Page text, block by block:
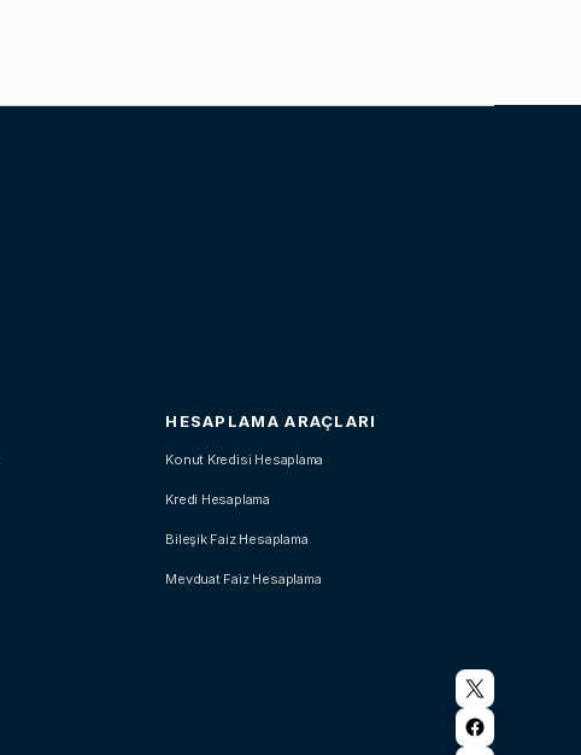
HESAPLAMA ARAÇLARI
Konut Kredisi Hesaplama
Kredi Hesaplama
Bileşik Faiz Hesaplama
Mevduat Faiz Hesaplama